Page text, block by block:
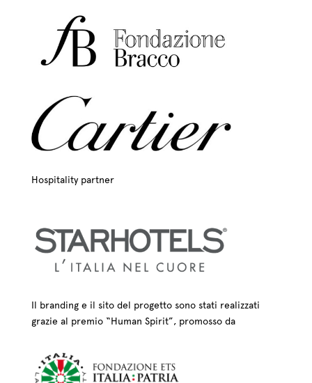
Hospitality partner
Il branding e il sito del progetto sono stati realizzati
grazie al premio “Human Spirit”, promosso da